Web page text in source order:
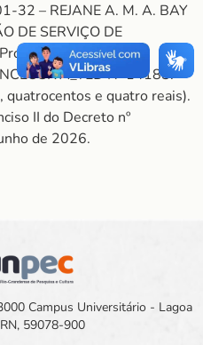
32 – REJANE A. M. A. BAY
DE SERVIÇO DE
2272024 –
Nº 14188.
e quatro reais).
II do Decreto nº
de 2026.
Campus Universitário - Lagoa
59078-900